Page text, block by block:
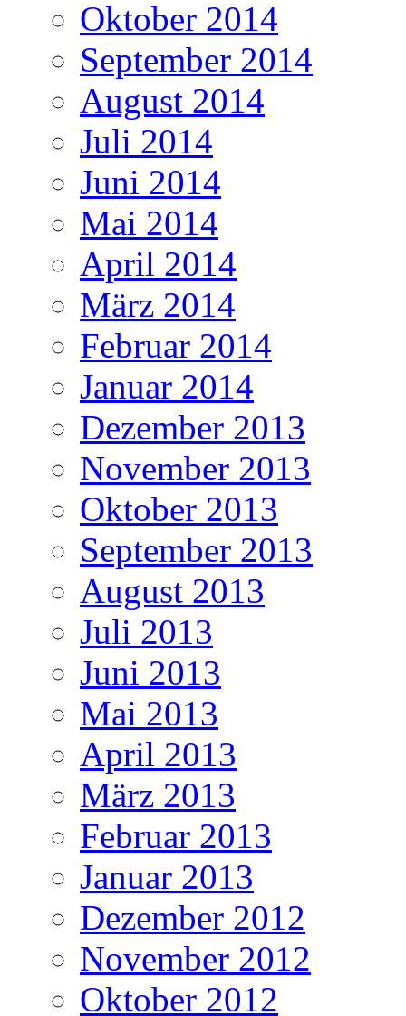
Oktober 2014
September 2014
August 2014
Juli 2014
Juni 2014
Mai 2014
April 2014
März 2014
Februar 2014
Januar 2014
Dezember 2013
November 2013
Oktober 2013
September 2013
August 2013
Juli 2013
Juni 2013
Mai 2013
April 2013
März 2013
Februar 2013
Januar 2013
Dezember 2012
November 2012
Oktober 2012